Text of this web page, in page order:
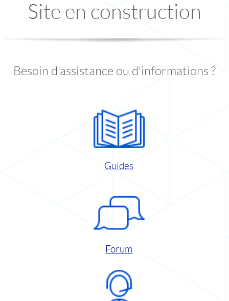
Site en construction
Besoin d'assistance ou d'informations ?
Guides
Forum